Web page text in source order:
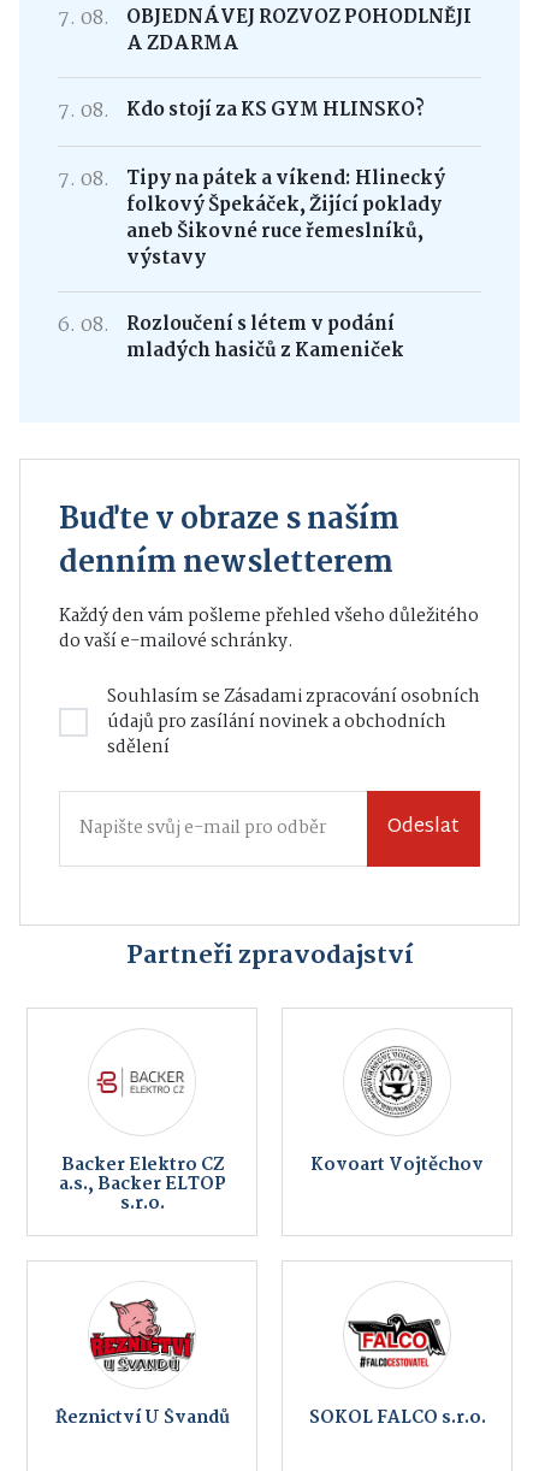
7. 08.
OBJEDNÁVEJ ROZVOZ POHODLNĚJI
A ZDARMA
7. 08. Kdo stojí za KS GYM HLINSKO?
7. 08.
Tipy na pátek a víkend: Hlinecký
folkový Špekáček, Žijící poklady
aneb Šikovné ruce řemeslníků,
výstavy
6. 08.
Rozloučení s létem v podání
mladých hasičů z Kameniček
Buďte v obraze s naším
denním newsletterem
Každý den vám pošleme přehled všeho důležitého
do vaší e-mailové schránky.
Souhlasím seZásadami zpracování osobních
údajůpro zasílání novinek a obchodních
sdělení
Odeslat
Partneři zpravodajství
Backer Elektro CZ
a.s., Backer ELTOP
s.r.o.
Kovoart Vojtěchov
Řeznictví U Švandů SOKOL FALCO s.r.o.